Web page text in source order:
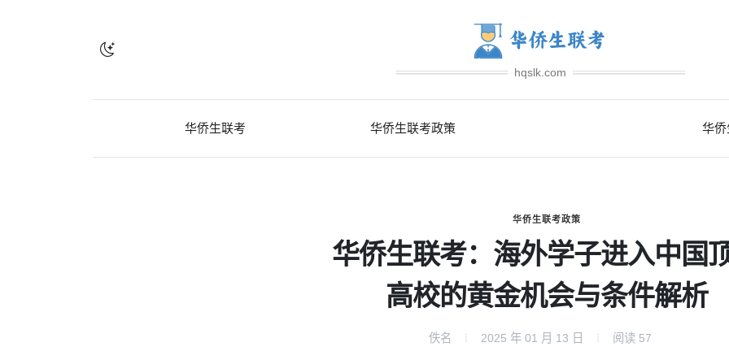
hqslk.com
华侨生联考 华侨生联考政策 华侨
华侨生联考政策
华侨生联考：海外学子进入中国
高校的黄金机会与条件解析
佚名 2025 年 01 月 13 日 阅读 57